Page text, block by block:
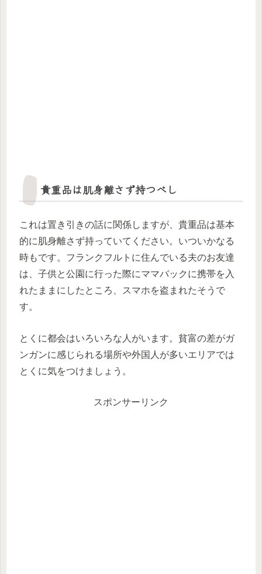
貴重品は肌身離さず持つべし
これは置き引きの話に関係しますが、貴重品は基本
的に肌身離さず持っていてください。いついかなる
時もです。フランクフルトに住んでいる夫のお友達
は、子供と公園に行った際にママバックに携帯を入
れたままにしたところ、スマホを盗まれたそうで
す。
とくに都会はいろいろな人がいます。貧富の差がガ
ンガンに感じられる場所や外国人が多いエリアでは
とくに気をつけましょう。
スポンサーリンク